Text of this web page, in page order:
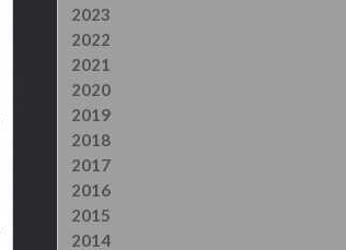
2023
2022
2021
2020
2019
2018
2017
2016
2015
2014